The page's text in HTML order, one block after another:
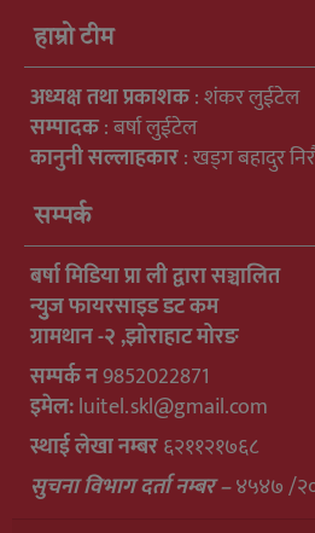
हाम्रो टीम
अध्यक्ष तथा प्रकाशक: शंकर लुईटेल
सम्पादक: बर्षा लुईटेल
कानुनी सल्लाहकार: खड्ग बहादुर
सम्पर्क
बर्षा मिडिया प्रा ली द्वारा सञ्चालित
न्युुज फायरसाइड डट कम
ग्रामथान -२ ,झोराहाट मोरङ
सम्पर्क न9852022871
इमेल:luitel.skl@gmail.com
स्थाई लेखा नम्बर६२११२१७६८
सुचना विभाग दर्ता नम्बर –४५४७ /